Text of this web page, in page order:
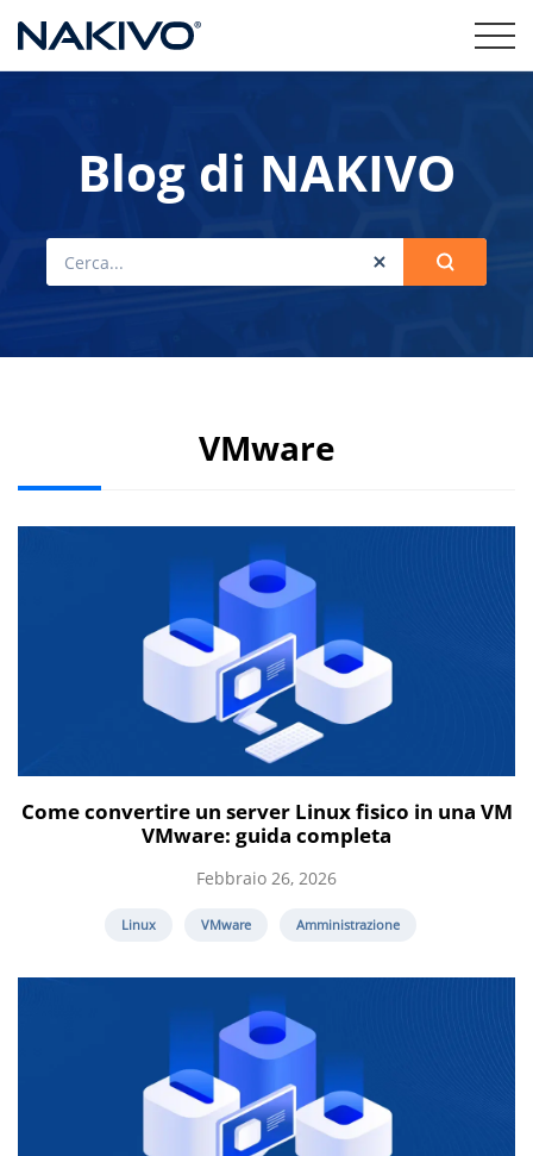
Blog di NAKIVO
VMware
Come convertire un server Linux fisico in una VM
VMware: guida completa
Febbraio 26, 2026
Linux VMware Amministrazione